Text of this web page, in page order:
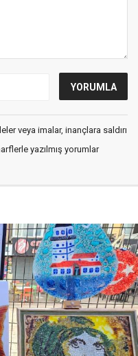
veya imalar, inançlara saldırı
yazılmış yorumlar